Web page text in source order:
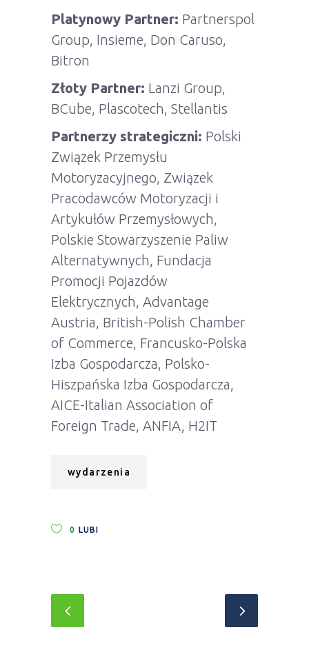
Platynowy Partner: Partnerspol
Group, Insieme, Don Caruso,
Bitron
Złoty Partner: Lanzi Group,
BCube, Plascotech, Stellantis
Partnerzy strategiczni: Polski
Związek Przemysłu
Motoryzacyjnego, Związek
Pracodawców Motoryzacji i
Artykułów Przemysłowych,
Polskie Stowarzyszenie Paliw
Alternatywnych, Fundacja
Promocji Pojazdów
Elektrycznych, Advantage
Austria, British-Polish Chamber
of Commerce, Francusko-Polska
Izba Gospodarcza, Polsko-
Hiszpańska Izba Gospodarcza,
AICE-Italian Association of
Foreign Trade, ANFIA, H2IT
wydarzenia
0 LUBI